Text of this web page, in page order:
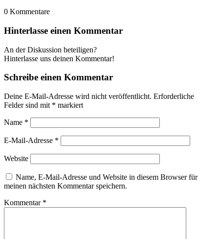
0 Kommentare
Hinterlasse einen Kommentar
An der Diskussion beteiligen?
Hinterlasse uns deinen Kommentar!
Schreibe einen Kommentar
Deine E-Mail-Adresse wird nicht veröffentlicht. Erforderliche
Felder sind mit * markiert
Name *
E-Mail-Adresse *
Website
Name, E-Mail-Adresse und Website in diesem Browser für
meinen nächsten Kommentar speichern.
Kommentar *